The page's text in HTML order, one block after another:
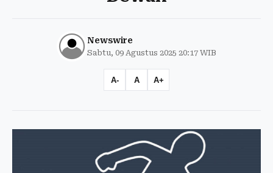
Newswire
Sabtu, 09 Agustus 2025 20:17 WIB
A- A A+